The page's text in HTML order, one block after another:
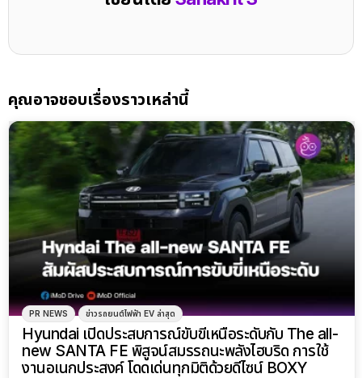
คุณอาจชอบเรื่องราวเหล่านี้
PR NEWS ข่าวรถยนต์ไฟฟ้า EV ล่าสุด
Hyundai เปิดประสบการณ์ขับขี่เหนือระดับกับ The all-
new SANTA FE พิสูจน์สมรรถนะพลังไฮบริด การใช้
งานอเนกประสงค์ โดดเด่นทุกมิติด้วยดีไซน์ BOXY